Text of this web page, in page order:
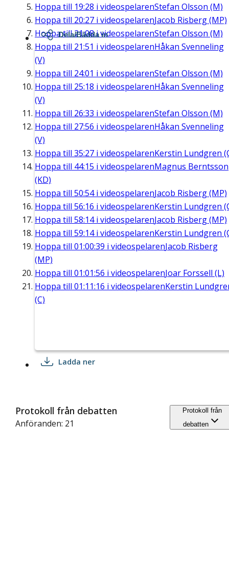
Hoppa till 19:28 i videospelarenStefan Olsson (M)
Hoppa till 20:27 i videospelarenJacob Risberg (MP)
Hoppa till21:08i videospelarenStefan Olsson (M)
Hoppa till 21:51 i videospelarenHåkan Svenneling
(V)
Hoppa till 24:01 i videospelarenStefan Olsson (M)
Hoppa till 25:18 i videospelarenHåkan Svenneling
(V)
Hoppa till 26:33 i videospelarenStefan Olsson (M)
Hoppa till 27:56 i videospelarenHåkan Svenneling
(V)
Hoppa till 35:27 i videospelarenKerstin Lundgren
Hoppa till 44:15 i videospelarenMagnus Berntsson
(KD)
Hoppa till 50:54i videospelarenJacob Risberg (MP)
Hoppa till 56:16 i videospelarenKerstin Lundgren
Hoppa till 58:14i videospelarenJacob Risberg (MP)
Hoppa till 59:14i videospelarenKerstin Lundgren
Hoppa till 01:00:39 i videospelarenJacob Risberg
(MP)
Hoppa till 01:01:56 i videospelarenJoar Forssell (L)
Hoppa till 01:11:16 i videospelarenKerstin
(C)
Dela/Bädda in
Ladda ner
Protokoll från debatten
Anföranden: 21
Protokoll från
debatten